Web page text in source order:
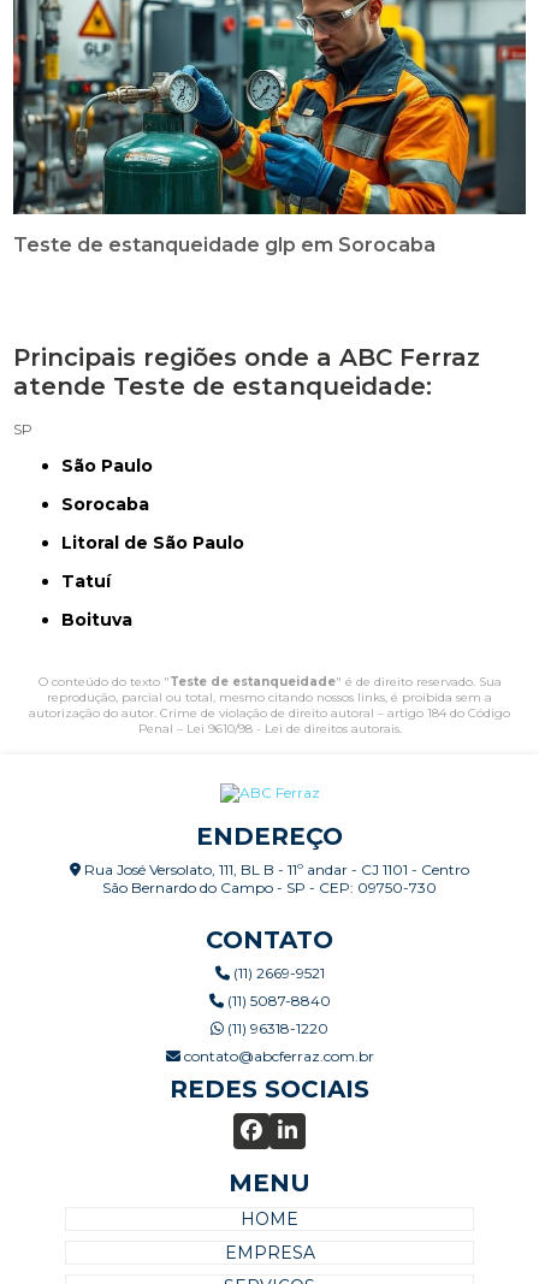
Teste de estanqueidade glp em Sorocaba
Principais regiões onde a ABC Ferraz
atende Teste de estanqueidade:
SP
São Paulo
Sorocaba
Litoral de São Paulo
Tatuí
Boituva
O conteúdo do texto "Teste de estanqueidade" é de direito reservado. Sua
reprodução, parcial ou total, mesmo citando nossos links, é proibida sem a
autorização do autor. Crime de violação de direito autoral – artigo 184 do Código
Penal – Lei 9610/98 - Lei de direitos autorais.
ENDEREÇO
Rua José Versolato, 111, BL B - 11º andar - CJ 1101 - Centro
São Bernardo do Campo - SP - CEP: 09750-730
CONTATO
(11) 2669-9521
(11) 5087-8840
(11) 96318-1220
contato@abcferraz.com.br
REDES SOCIAIS
MENU
HOME
EMPRESA